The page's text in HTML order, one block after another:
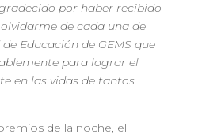
por haber recibido
de cada una de
Educación de GEMS que
para lograr el
en las vidas de tantos
de la noche, el